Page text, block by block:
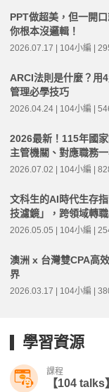
PPT做超美，但一開
你根本沒邏輯！
2026.07.17 | 104小編 |
ARCI法則是什麼？用
管理必學技巧
2026.04.24 | 104小編 |
2026最新！115年國
主管機關、對應職務
2026.07.02 | 104小編 |
文科生的AI時代生存
技濾鏡」，跨領域轉職
2026.05.05 | 104小編 |
澳洲 x 台灣雙CPA高
界
2026.03.17 | 104小編 |
學習資源
課程
【104